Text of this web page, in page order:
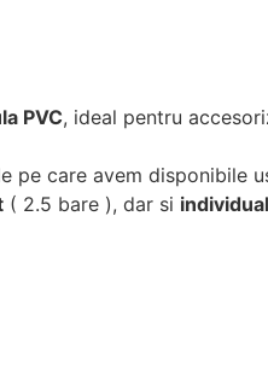
PVC, ideal pentru
pe care avem disponibile
( 2.5 bare ), dar si individual